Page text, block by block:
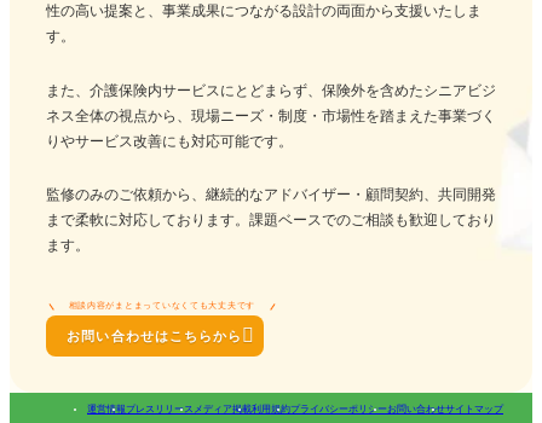
性の高い提案と、事業成果につながる設計の両面から支援いたしま
す。
また、介護保険内サービスにとどまらず、保険外を含めたシニアビジ
ネス全体の視点から、現場ニーズ・制度・市場性を踏まえた事業づく
りやサービス改善にも対応可能です。
監修のみのご依頼から、継続的なアドバイザー・顧問契約、共同開発
まで柔軟に対応しております。課題ベースでのご相談も歓迎しており
ます。
相談内容がまとまっていなくても大丈夫です
お問い合わせはこちらから 
運営情報プレスリリース メディア掲載利用規約プライバシーポリシー お問い合わせサイトマップ